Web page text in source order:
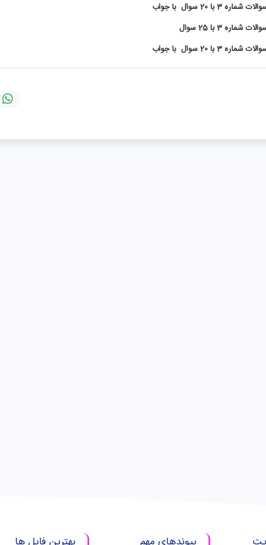
شماره 3 با 20 سوال
با جواب
شماره 3 با 25 سوال
شماره 3 با 20 سوال
با جواب